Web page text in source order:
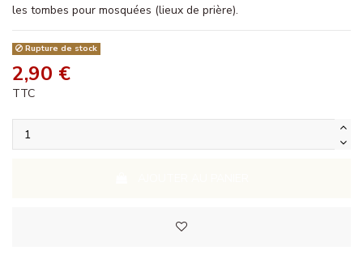
les tombes pour mosquées (lieux de prière).
Rupture de stock
2,90 €
TTC